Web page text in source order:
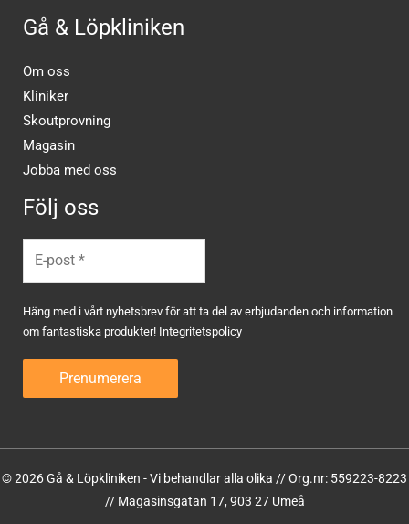
Gå & Löpkliniken
Om oss
Kliniker
Skoutprovning
Magasin
Jobba med oss
Följ oss
Häng med i vårt nyhetsbrev för att ta del av erbjudanden och information
om fantastiska produkter! Integritetspolicy
© 2026 Gå & Löpkliniken - Vi behandlar alla olika // Org.nr: 559223-8223
// Magasinsgatan 17, 903 27 Umeå